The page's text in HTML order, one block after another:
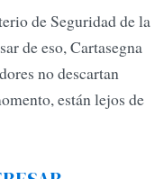
de Seguridad de la
de eso, Cartasegna
no descartan
están lejos de